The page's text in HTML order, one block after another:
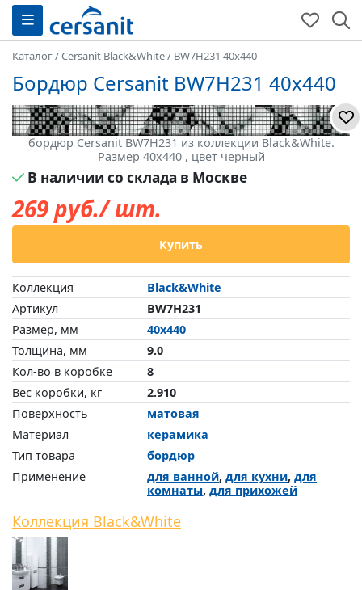
Каталог/Cersanit Black&White/ BW7H231 40x440
Бордюр Cersanit BW7H231 40x440
бордюр Cersanit BW7H231 из коллекции Black&White.
Размер 40x440 , цвет черный
В наличии со склада в Москве
269руб./ шт.
Купить
Коллекция
Black&White
Артикул
BW7H231
Размер, мм
40x440
Толщина, мм
9.0
Кол-во в коробке
8
Вес коробки, кг
2.910
Поверхность
матовая
Материал
керамика
Тип товара
бордюр
Применение
для ванной, для кухни, для
комнаты, для прихожей
Коллекция Black&White